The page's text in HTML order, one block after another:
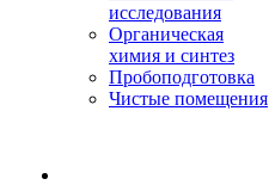
исследования
Органическая
химия и синтез
Пробоподготовка
Чистые помещения